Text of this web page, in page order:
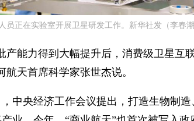
员正在实验室开展卫星研发工作。新华社发（李春潮
产能力得到大幅提升后，消费级卫星互
航天首席科学家张世杰说。
，中央经济工作会议提出，打造生物制